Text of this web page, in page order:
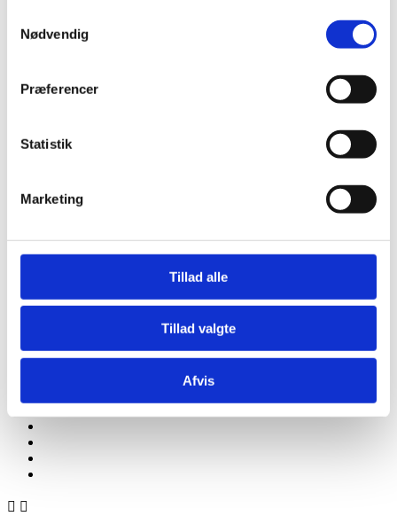
Nødvendig
Præferencer
Statistik
Marketing
Tillad alle
Tillad valgte
Afvis
Halley Stevensons
Udsalg Konges Sløjd
SALE Accessories
NEWS
Liberty Fabrics, fabrics etc
Sweet May Liberty Fabrics - pastel
 